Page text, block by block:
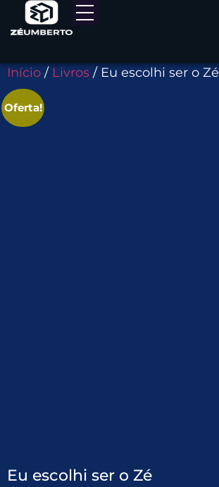
Início / Livros / Eu escolhi ser o Zé
Oferta!
Eu escolhi ser o Zé